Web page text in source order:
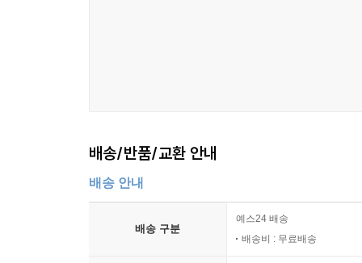
배송/반품/교환 안내
배송 안내
배송 구분
예스24 배송
배송비 : 무료배송